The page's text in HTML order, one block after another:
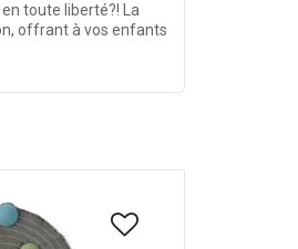
toute liberté?! La
offrant à vos enfants